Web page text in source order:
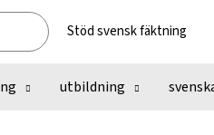
Stöd svensk fäktning
utbildning